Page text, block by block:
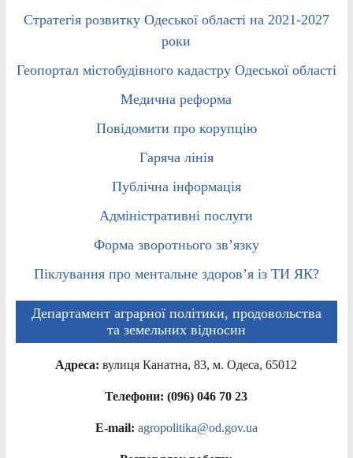
Стратегія розвитку Одеської області на 2021-2027
роки
Геопортал містобудівного кадастру Одеської області
Медична реформа
Повідомити про корупцію
Гаряча лінія
Публічна інформація
Адміністративні послуги
Форма зворотнього зв’язку
Піклування про ментальне здоров’я із ТИ ЯК?
Департамент аграрної політики, продовольства
та земельних відносин
Адреса: вулиця Канатна, 83, м. Одеса, 65012
Телефони: (096) 046 70 23
E-mail: agropolitika@od.gov.ua